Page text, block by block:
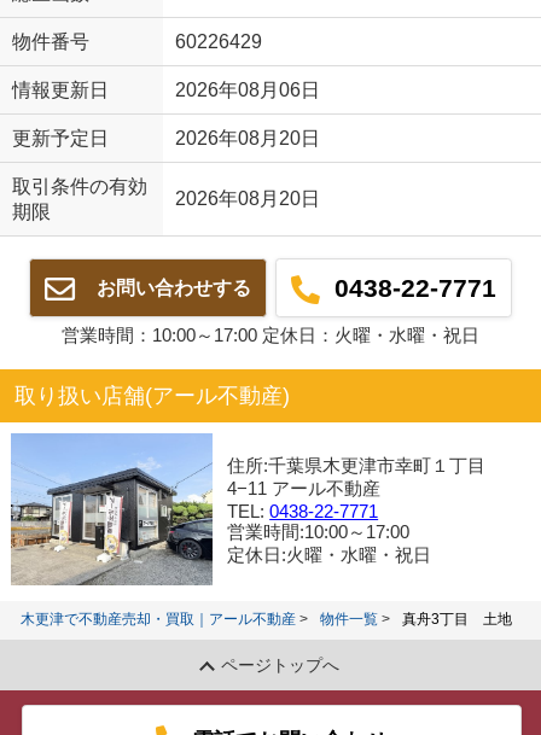
物件番号 60226429
情報更新日 2026年08月06日
更新予定日 2026年08月20日
取引条件の有効
期限
2026年08月20日
お問い合わせする 0438-22-7771
営業時間：10:00～17:00 定休日：火曜・水曜・祝日
取り扱い店舗(アール不動産)
住所:千葉県木更津市幸町１丁目
4−11 アール不動産
TEL:0438-22-7771
営業時間:10:00～17:00
定休日:火曜・水曜・祝日
木更津で不動産売却・買取｜アール不動産 物件一覧 真舟3丁目 土地
ページトップへ